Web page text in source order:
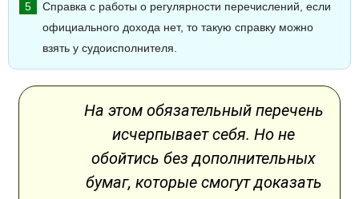
Справка с работы о регулярности перечислений, если
официального дохода нет, то такую справку можно
взять у судоисполнителя.
На этом обязательный перечень
исчерпывает себя. Но не
обойтись без дополнительных
бумаг, которые смогут доказать